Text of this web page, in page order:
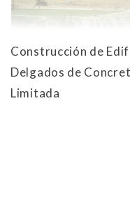
Construcción de
Delgados de
Limitada